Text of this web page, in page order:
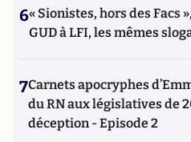
6« Sionistes, hors des Facs
GUD à LFI, les mêmes
7Carnets apocryphes
du RN aux législatives de
déception - Episode 2